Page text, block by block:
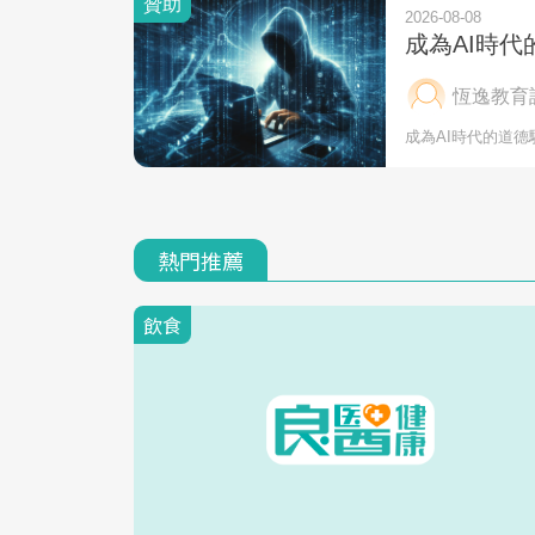
熱門推薦
飲食